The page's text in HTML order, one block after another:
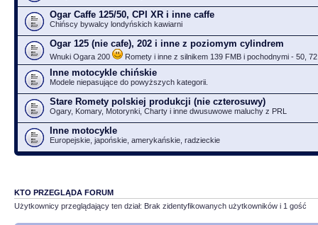
Ogar Caffe 125/50, CPI XR i inne caffe
Chińscy bywalcy londyńskich kawiarni
Ogar 125 (nie cafe), 202 i inne z poziomym cylindrem
Wnuki Ogara 200 Romety i inne z silnikem 139 FMB i pochodnymi - 50,
Inne motocykle chińskie
Modele niepasujące do powyższych kategorii.
Stare Romety polskiej produkcji (nie czterosuwy)
Ogary, Komary, Motorynki, Charty i inne dwusuwowe maluchy z PRL
Inne motocykle
Europejskie, japońskie, amerykańskie, radzieckie
KTO PRZEGLĄDA FORUM
Użytkownicy przeglądający ten dział: Brak zidentyfikowanych użytkowników i 1 gość